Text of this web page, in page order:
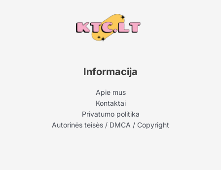
Informacija
Apie mus
Kontaktai
Privatumo politika
Autorinės teisės / DMCA / Copyright